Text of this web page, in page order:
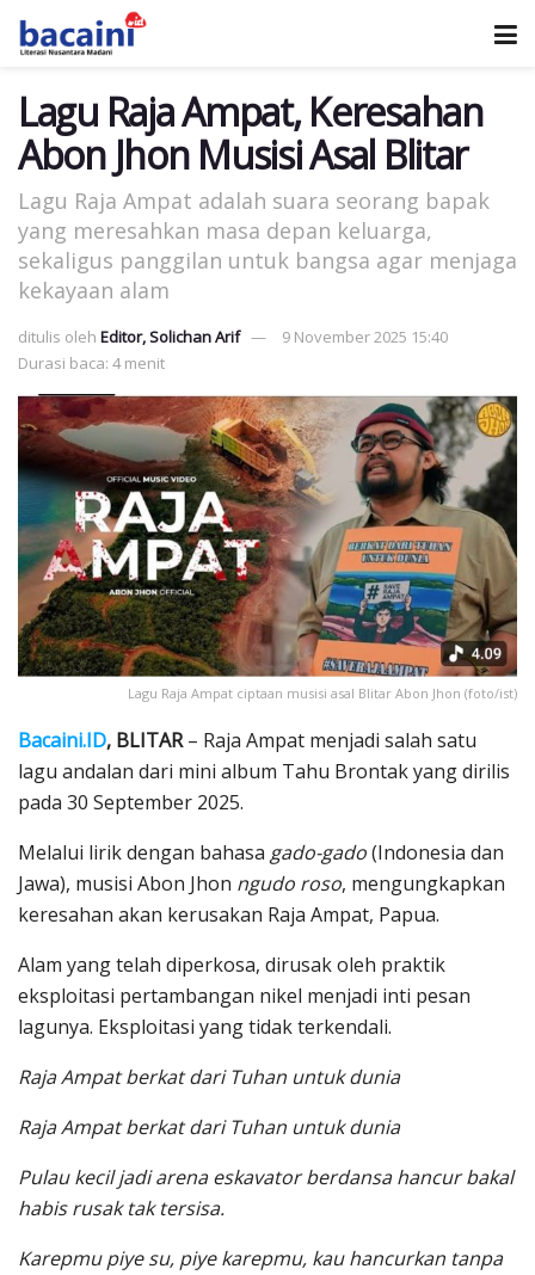
Lagu Raja Ampat, Keresahan
Abon Jhon Musisi Asal Blitar
Lagu Raja Ampat adalah suara seorang bapak
yang meresahkan masa depan keluarga,
sekaligus panggilan untuk bangsa agar menjaga
kekayaan alam
ditulis oleh Editor, Solichan Arif
9 November 2025 15:40
Durasi baca: 4 menit
Lagu Raja Ampat ciptaan musisi asal Blitar Abon Jhon (foto/ist)
Bacaini.ID, BLITAR– Raja Ampat menjadi salah satu
lagu andalan dari mini album Tahu Brontak yang dirilis
pada 30 September 2025.
Melalui lirik dengan bahasa gado-gado(Indonesia dan
Jawa), musisi Abon Jhon ngudo roso, mengungkapkan
keresahan akan kerusakan Raja Ampat, Papua.
Alam yang telah diperkosa, dirusak oleh praktik
eksploitasi pertambangan nikel menjadi inti pesan
lagunya. Eksploitasi yang tidak terkendali.
Raja Ampat berkat dari Tuhan untuk dunia
Raja Ampat berkat dari Tuhan untuk dunia
Pulau kecil jadi arena eskavator berdansa hancur bakal
habis rusak tak tersisa.
Karepmu piye su, piye karepmu, kau hancurkan tanpa